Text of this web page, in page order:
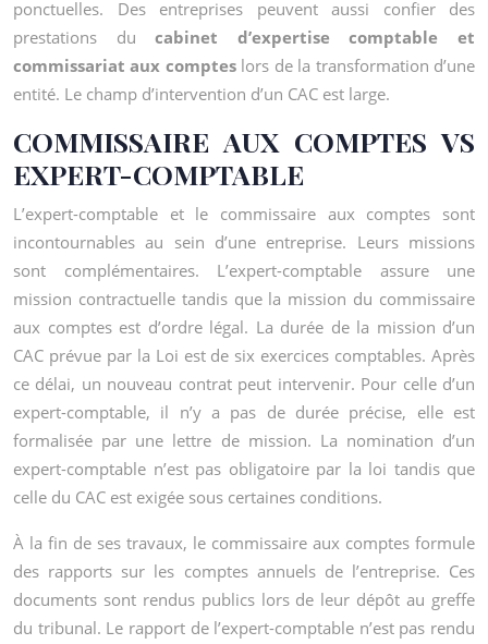
ponctuelles. Des entreprises peuvent aussi confier des
prestations ducabinet d’expertise comptable et
commissariat aux compteslors de la transformation d’une
entité. Le champ d’intervention d’un CAC est large.
COMMISSAIRE AUX COMPTES VS
EXPERT-COMPTABLE
L’expert-comptable et le commissaire aux comptes sont
incontournables au sein d’une entreprise. Leurs missions
sont complémentaires. L’expert-comptable assure une
mission contractuelle tandis que la mission du commissaire
aux comptes est d’ordre légal. La durée de la mission d’un
CAC prévue par la Loi est de six exercices comptables. Après
ce délai, un nouveau contrat peut intervenir. Pour celle d’un
expert-comptable, il n’y a pas de durée précise, elle est
formalisée par une lettre de mission. La nomination d’un
expert-comptable n’est pas obligatoire par la loi tandis que
celle du CAC est exigée sous certaines conditions.
À la fin de ses travaux, le commissaire aux comptes formule
des rapports sur les comptes annuels de l’entreprise. Ces
documents sont rendus publics lors de leur dépôt au greffe
du tribunal. Le rapport de l’expert-comptable n’est pas rendu